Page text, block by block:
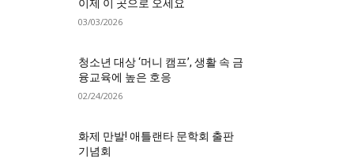
이제 이 곳으로 오세요
03/03/2026
청소년 대상 ‘머니 캠프’, 생활 속 금
융교육에 높은 호응
02/24/2026
화제 만발! 애틀랜타 문학회 출판
기념회